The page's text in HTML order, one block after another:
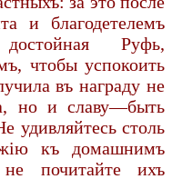
и благодетелемъ
Руфь,
чтобы успокоить
въ награду не
но и славу—быть
удивляйтесь столь
къ домашнимъ
почитайте ихъ